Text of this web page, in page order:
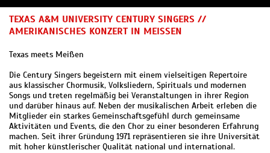
TEXAS A&M UNIVERSITY CENTURY SINGERS //
AMERIKANISCHES KONZERT IN MEISSEN
Texas meets Meißen
Die Century Singers begeistern mit einem vielseitigen Repertoire
aus klassischer Chormusik, Volksliedern, Spirituals und modernen
Songs und treten regelmäßig bei Veranstaltungen in ihrer Region
und darüber hinaus auf. Neben der musikalischen Arbeit erleben die
Mitglieder ein starkes Gemeinschaftsgefühl durch gemeinsame
Aktivitäten und Events, die den Chor zu einer besonderen Erfahrung
machen. Seit ihrer Gründung 1971 repräsentieren sie ihre Universität
mit hoher künstlerischer Qualität national und international.